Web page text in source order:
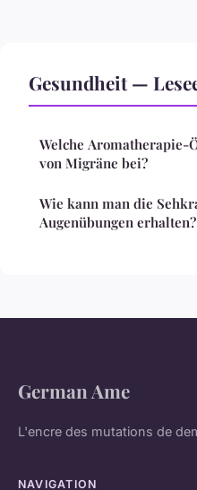
Gesundheit —
Welche Aromatherapie-
von Migräne bei?
Wie kann man die
Augenübungen erhalten?
German Ame
L'encre des mutations de
NAVIGATION